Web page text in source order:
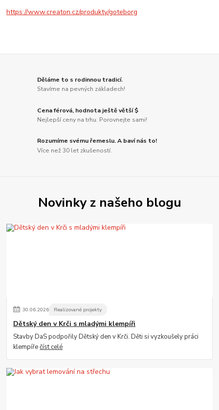
https://www.creaton.cz/produkty/goteborg
Děláme to s rodinnou tradicí.
Stavíme na pevných základech!
Cena férová, hodnota ještě větší $
Nejlepší ceny na trhu. Porovnejte sami!
Rozumíme svému řemeslu. A baví nás to!
Více než 30 let zkušeností.
Novinky z našeho blogu
30.06.2026 Realizované projekty
Dětský den v Krči s mladými klempíři
Stavby DaS podpořily Dětský den v Krči. Děti si vyzkoušely práci
klempířečíst celé